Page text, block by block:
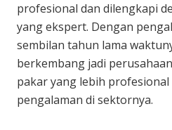
profesional dan dilengkapi
yang ekspert. Dengan
sembilan tahun lama
berkembang jadi
pakar yang lebih
pengalaman di sektornya.